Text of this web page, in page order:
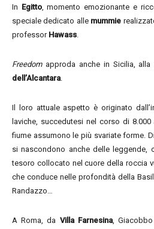
In Egitto, momento emozionante e
speciale dedicato alle mummie
professor Hawass.
Freedomapproda anche in Sicilia, alla
dell’Alcantara.
Il loro attuale aspetto è originato
laviche, succedutesi nel corso di
fiume assumono le più svariate forme.
si nascondono anche delle leggende,
tesoro collocato nel cuore della roccia
che conduce nelle profondità della
Randazzo…
A Roma, da Villa Farnesina,